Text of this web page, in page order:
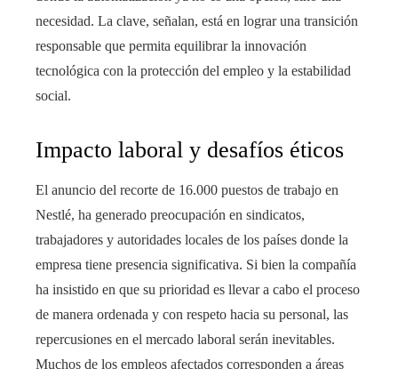
necesidad. La clave, señalan, está en lograr una transición
responsable que permita equilibrar la innovación
tecnológica con la protección del empleo y la estabilidad
social.
Impacto laboral y desafíos éticos
El anuncio del recorte de 16.000 puestos de trabajo en
Nestlé, ha generado preocupación en sindicatos,
trabajadores y autoridades locales de los países donde la
empresa tiene presencia significativa. Si bien la compañía
ha insistido en que su prioridad es llevar a cabo el proceso
de manera ordenada y con respeto hacia su personal, las
repercusiones en el mercado laboral serán inevitables.
Muchos de los empleos afectados corresponden a áreas